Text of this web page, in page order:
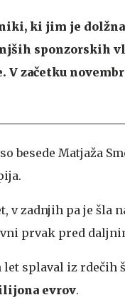
ki jim je
sponzorskih
začetku
besede Matjaža
v zadnjih pa je šla
prvak pred
let splaval iz rdečih
evrov.